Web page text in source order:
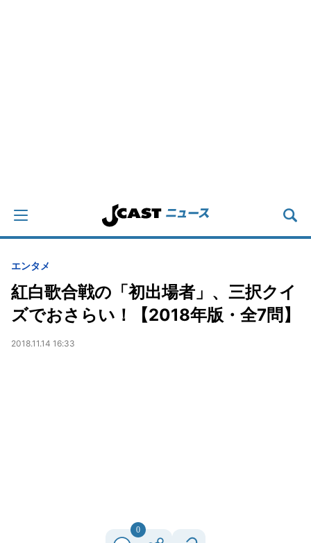
エンタメ
紅白歌合戦の「初出場者」、三択クイ
ズでおさらい！【2018年版・全7問】
2018.11.14 16:33
0